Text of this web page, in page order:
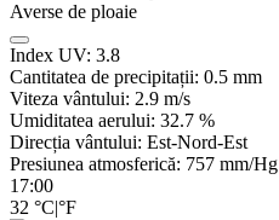
Averse de ploaie
Index UV: 3.8
Cantitatea de precipitații: 0.5 mm
Viteza vântului: 2.9 m/s
Umiditatea aerului: 32.7 %
Direcția vântului: Est-Nord-Est
Presiunea atmosferică: 757 mm/Hg
17:00
32 °C|°F